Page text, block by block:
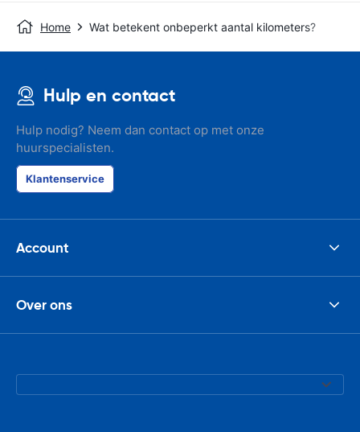
Home Wat betekent onbeperkt aantal kilometers?
Hulp en contact
Hulp nodig? Neem dan contact op met onze
huurspecialisten.
Klantenservice
Account
Over ons